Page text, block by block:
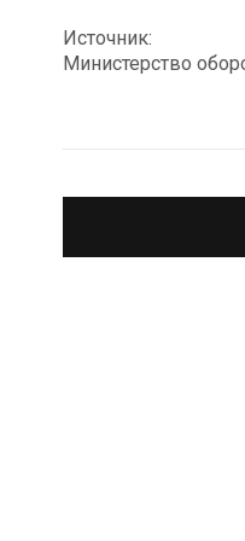
Источник:
Министерство